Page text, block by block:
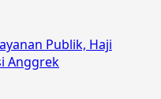
Publik, Haji
Anggrek